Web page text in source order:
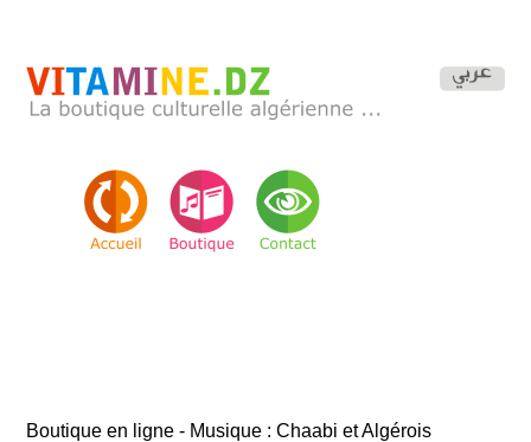
Boutique en ligne - Musique : Chaabi et Algérois